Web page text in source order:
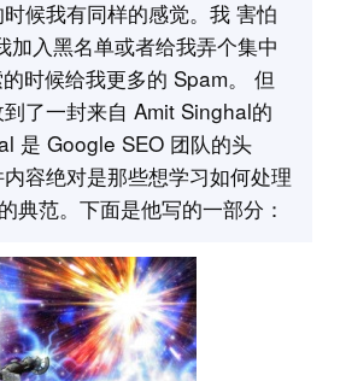
候我有同样的感觉。我 害怕
加入黑名单或者给我弄个集中
时候给我更多的 Spam。 但
了一封来自 Amit Singhal的
是 Google SEO 团队的头
容绝对是那些想学习如何处理
典范。下面是他写的一部分：